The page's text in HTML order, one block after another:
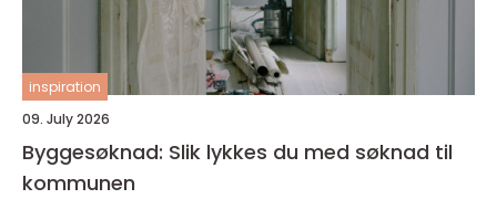
inspiration
09. July 2026
Byggesøknad: Slik lykkes du med søknad til
kommunen